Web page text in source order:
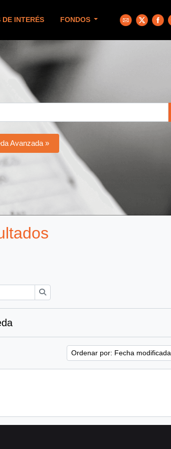
DE INTERÉS FONDOS
Avanzada »
Ordenar por: Fecha modificada